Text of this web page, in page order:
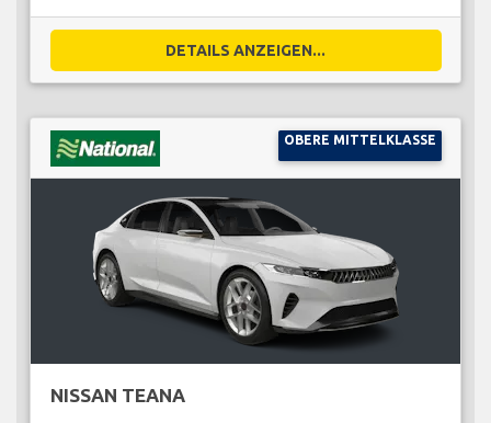
DETAILS ANZEIGEN...
OBERE MITTELKLASSE
NISSAN TEANA